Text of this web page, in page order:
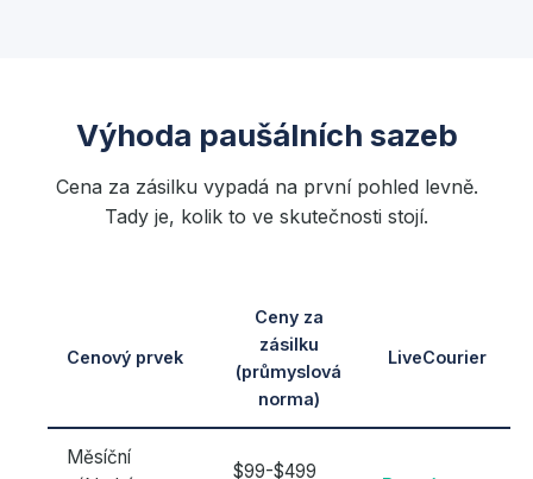
Výhoda paušálních sazeb
Cena za zásilku vypadá na první pohled levně.
Tady je, kolik to ve skutečnosti stojí.
Cenový prvek
Ceny za
zásilku
(průmyslová
norma)
LiveCourier
Měsíční
$99-$499